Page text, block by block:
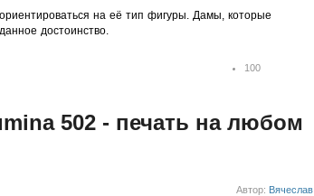
на её тип фигуры. Дамы, которые
достоинство.
100
4
502 - печать на любом
Автор: Вячеслав